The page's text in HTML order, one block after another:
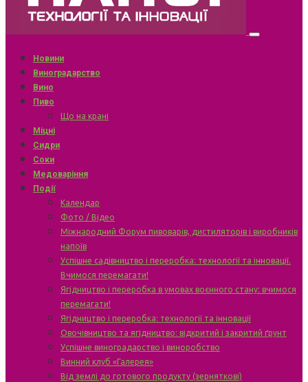
Новини
Виноградарство
Вино
Пиво
Що на крані
Міцні
Сидри
Соки
Медоваріння
Події
Календар
Фото / Відео
Міжнародний Форум пивоварів, дистиляторів і виробників
напоїв
Успішне садівництво і переробка: технології та інновації.
Вчимося перемагати!
Ягідництво і переробка в умовах воєнного стану: вчимося
перемагати!
Ягідництво і переробка: технології та інновації
Овочівництво та ягідництво: відкритий і закритий ґрунт
Успішне виноградарство і виноробство
Винний клуб «Галерея»
Від землі до готового продукту (зерняткові)